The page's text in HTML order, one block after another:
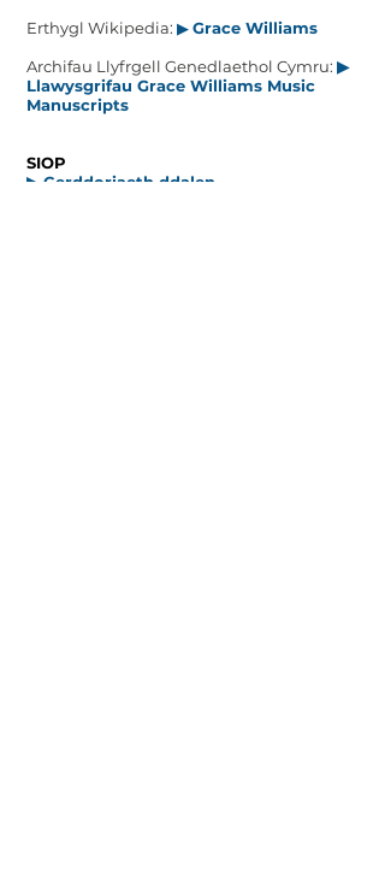
Erthygl Wikipedia: ▶Grace Williams
Archifau Llyfrgell Genedlaethol Cymru: ▶
Llawysgrifau Grace Williams Music
Manuscripts
SIOP
▶ Cerddoriaeth ddalen